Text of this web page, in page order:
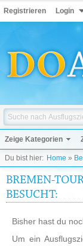
Registrieren Login
Zeige Kategorien
Du bist hier: Home »
BREMEN-
BESUCHT:
Bisher hast du
Um ein